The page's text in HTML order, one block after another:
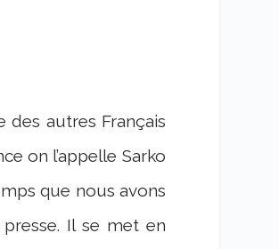
des autres Français
on l’appelle Sarko
que nous avons
presse. Il se met en